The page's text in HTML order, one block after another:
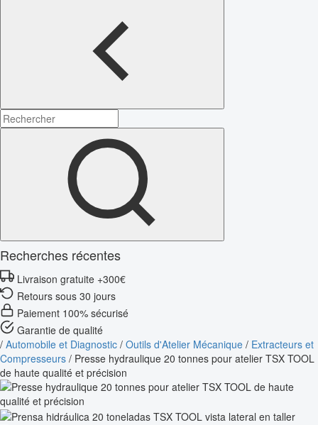
Recherches récentes
Livraison gratuite +300€
Retours sous 30 jours
Paiement 100% sécurisé
Garantie de qualité
/ Automobile et Diagnostic / Outils d'Atelier Mécanique / Extracteurs et
Compresseurs / Presse hydraulique 20 tonnes pour atelier TSX TOOL
de haute qualité et précision